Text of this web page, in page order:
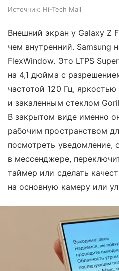
Источник: Hi-Tech Mail
Внешний экран у Galaxy Z
чем внутренний. Samsung
FlexWindow. Это LTPS
на 4,1 дюйма с
частотой 120 Гц,
и закаленным стеклом
В закрытом виде именно
рабочим пространством
посмотреть уведомление,
в мессенджере,
таймер или сделать
на основную камеру или